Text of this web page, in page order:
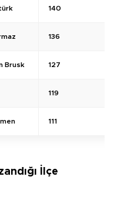
140
136
Brusk 127
119
111
İlçe